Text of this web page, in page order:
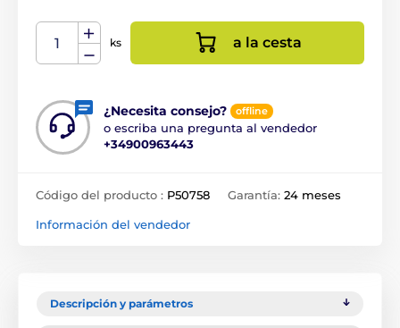
ks a la cesta
¿Necesita consejo? offline
o escriba una pregunta al vendedor
+34900963443
Código del producto : P50758 Garantía: 24 meses
Información del vendedor
Descripción y parámetros